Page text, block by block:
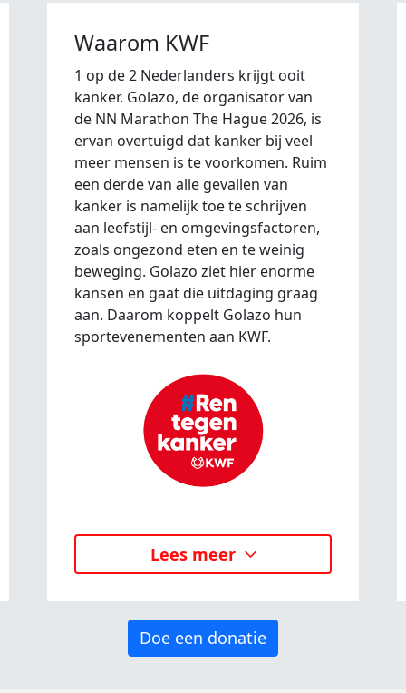
Waarom KWF
1 op de 2 Nederlanders krijgt ooit
kanker. Golazo, de organisator van
de NN Marathon The Hague 2026, is
ervan overtuigd dat kanker bij veel
meer mensen is te voorkomen. Ruim
een derde van alle gevallen van
kanker is namelijk toe te schrijven
aan leefstijl- en omgevingsfactoren,
zoals ongezond eten en te weinig
beweging. Golazo ziet hier enorme
kansen en gaat die uitdaging graag
aan. Daarom koppelt Golazo hun
sportevenementen aan KWF.
Lees meer
Doe een donatie